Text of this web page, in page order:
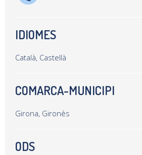
IDIOMES
Català, Castellà
COMARCA-MUNICIPI
Girona, Gironès
ODS